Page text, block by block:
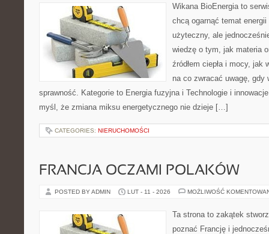
Wikana BioEnergia to
chcą ogarnąć temat
użyteczny, ale
wiedzę o tym, jak materia
źródłem ciepła i mocy, jak
na co zwracać uwagę, gdy
sprawność. Kategorie to Energia fuzyjna i Technologie i
myśl, że zmiana miksu energetycznego nie dzieje […]
CATEGORIES: NIERUCHOMOŚCI
FRANCJA OCZAMI POLAKÓW
POSTED BY ADMIN LUT - 11 - 2026 MOŻLIWOŚĆ
Ta strona to zakątek
poznać Francję i